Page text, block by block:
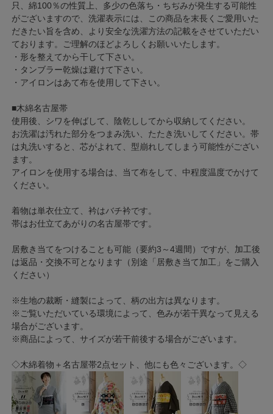
只、綿100％の性質上、多少の色落ち・ちぢみが発生する可能性
がございますので、洗濯表示には、この商品を末長くご愛用いた
だきたい旨を含め、より安全な洗濯方法の記載をさせていただい
ております。ご理解のほどよろしくお願いいたします。
・形を整えてから干して下さい。
・タンブラー乾燥は避けて下さい。
・アイロンはあて布を使用して下さい。
■木綿名古屋帯
使用後、シワを伸ばして、陰乾ししてから収納してください。
お洗濯は汚れた部分をつまみ洗い、たたき洗いしてください。帯
は丸洗いすると、芯がよれて、型崩れしてしまう可能性がござい
ます。
アイロンを使用する場合は、当て布をして、中程度温度でかけて
ください。
着物は単衣仕立て、衿はバチ衿です。
帯はお仕立てあがりの名古屋帯です。
居敷き当てをつけることも可能（要約3～4週間）ですが、加工後
は返品・交換不可となります（別途「居敷き当て加工」をご購入
ください）
※生地の裁断・縫製によって、柄の出方は異なります。
※ご覧いただいている環境によって、色みが若干異なって見える
場合がございます。
※商品によって、サイズが若干前後する場合がございます。
◇木綿着物＋名古屋帯2点セット、他にも色々ございます。◇